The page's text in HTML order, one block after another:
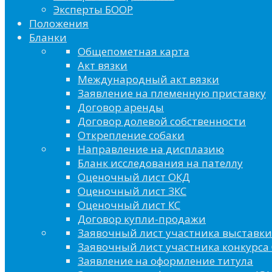
Эксперты БООР
Положения
Бланки
Общепометная карта
Акт вязки
Международный акт вязки
Заявление на племенную приставку
Договор аренды
Договор долевой собственности
Открепление собаки
Направление на дисплазию
Бланк исследования на пателлу
Оценочный лист ОКД
Оценочный лист ЗКС
Оценочный лист КС
Договор купли-продажи
Заявочный лист участника выставки
Заявочный лист участника конкурса
Заявление на оформление титула